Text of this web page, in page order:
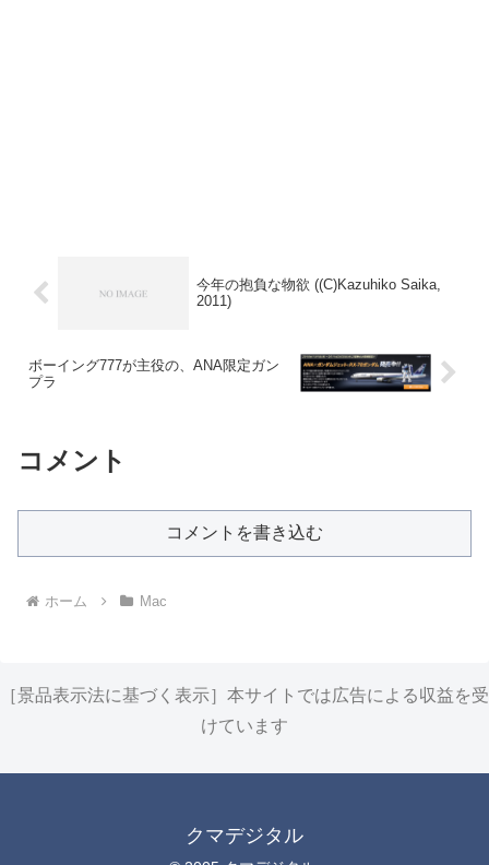
今年の抱負な物欲 ((C)Kazuhiko Saika,
2011)
ボーイング777が主役の、ANA限定ガン
プラ
コメント
コメントを書き込む
ホーム Mac
［景品表示法に基づく表示］本サイトでは広告による収益を受
けています
クマデジタル